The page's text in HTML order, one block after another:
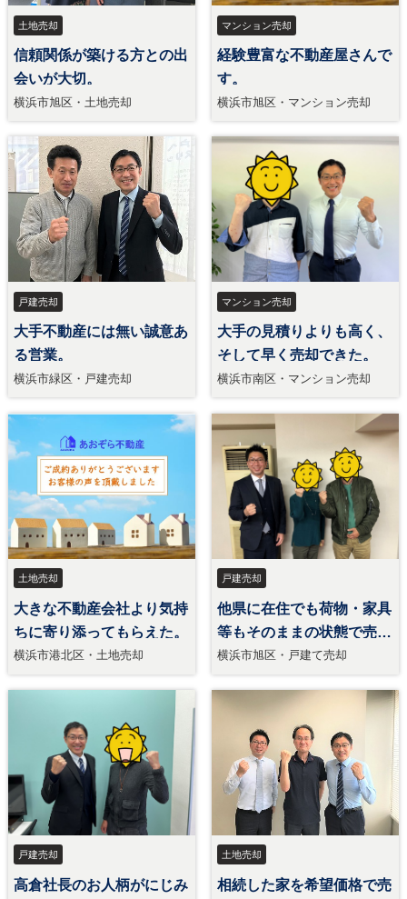
土地売却
信頼関係が築ける方との出
会いが大切。
横浜市旭区・土地売却
マンション売却
経験豊富な不動産屋さんで
す。
横浜市旭区・マンション売却
戸建売却
大手不動産には無い誠意あ
る営業。
横浜市緑区・戸建売却
マンション売却
大手の見積りよりも高く、
そして早く売却できた。
横浜市南区・マンション売却
土地売却
大きな不動産会社より気持
ちに寄り添ってもらえた。
横浜市港北区・土地売却
戸建売却
他県に在住でも荷物・家具
等もそのままの状態で売却
できた。
横浜市旭区・戸建て売却
戸建売却
高倉社長のお人柄がにじみ
土地売却
相続した家を希望価格で売